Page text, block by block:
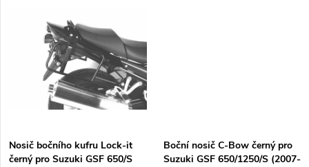
Nosič bočního kufru Lock-it
černý pro Suzuki GSF 650/S
Boční nosič C-Bow černý pro
Suzuki GSF 650/1250/S (2007-